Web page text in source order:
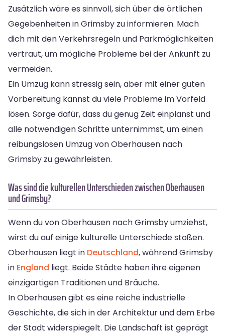
Zusätzlich wäre es sinnvoll, sich über die örtlichen
Gegebenheiten in Grimsby zu informieren. Mach
dich mit den Verkehrsregeln und Parkmöglichkeiten
vertraut, um mögliche Probleme bei der Ankunft zu
vermeiden.
Ein Umzug kann stressig sein, aber mit einer guten
Vorbereitung kannst du viele Probleme im Vorfeld
lösen. Sorge dafür, dass du genug Zeit einplanst und
alle notwendigen Schritte unternimmst, um einen
reibungslosen Umzug von Oberhausen nach
Grimsby zu gewährleisten.
Was sind die kulturellen Unterschieden zwischen Oberhausen
und Grimsby?
Wenn du von Oberhausen nach Grimsby umziehst,
wirst du auf einige kulturelle Unterschiede stoßen.
Oberhausen liegt in Deutschland, während Grimsby
in England liegt. Beide Städte haben ihre eigenen
einzigartigen Traditionen und Bräuche.
In Oberhausen gibt es eine reiche industrielle
Geschichte, die sich in der Architektur und dem Erbe
der Stadt widerspiegelt. Die Landschaft ist geprägt